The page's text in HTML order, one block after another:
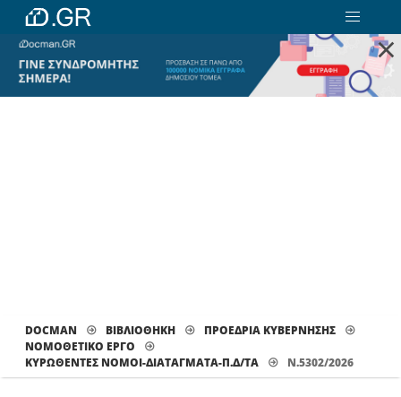
×
DOCMAN ΒΙΒΛΙΟΘΗΚΗ
ΠΡΟΕΔΡΙΑ ΚΥΒΕΡΝΗΣΗΣ
ΝΟΜΟΘΕΤΙΚΟ ΕΡΓΟ
ΚΥΡΩΘΈΝΤΕΣ ΝΌΜΟΙ-ΔΙΑΤΆΓΜΑΤΑ-Π.Δ/ΤΑ
Ν.5302/2026